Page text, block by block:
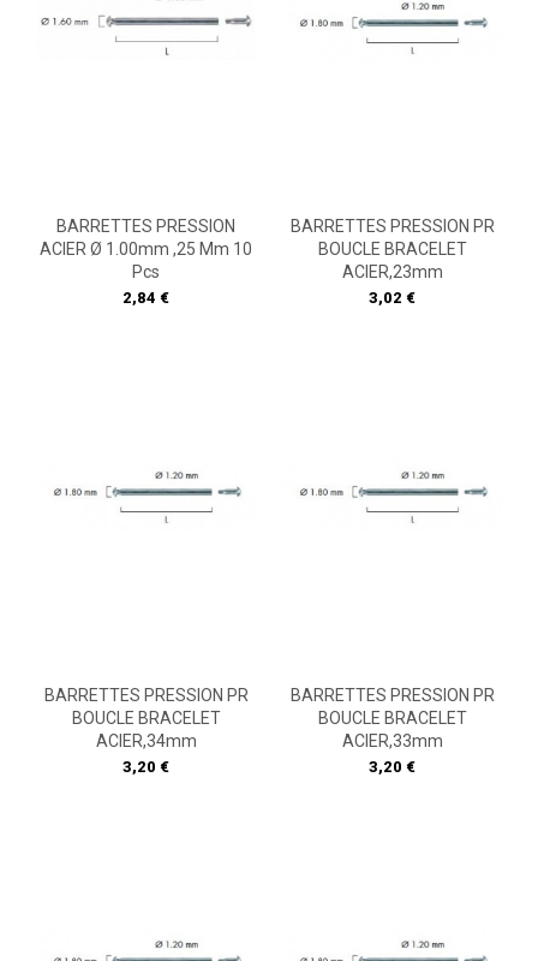
BARRETTES PRESSION
ACIER Ø 1.00mm ,25 Mm 10
Pcs
Prix
2,84 €
BARRETTES PRESSION PR
BOUCLE BRACELET
ACIER,23mm
Prix
3,02 €
BARRETTES PRESSION PR
BOUCLE BRACELET
ACIER,34mm
Prix
3,20 €
BARRETTES PRESSION PR
BOUCLE BRACELET
ACIER,33mm
Prix
3,20 €